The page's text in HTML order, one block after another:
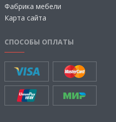
Фабрика мебели
Карта сайта
СПОСОБЫ ОПЛАТЫ